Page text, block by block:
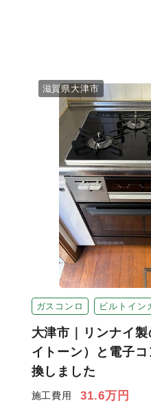
ガスコンロ ビルトイン
滋賀県大津市
大津市｜リンナイ
イトーン）と電子
換しました
施工費用 31.6万円